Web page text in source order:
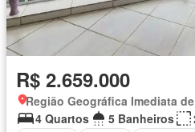
R$ 2.659.000
4 Quartos
5 Banheiros